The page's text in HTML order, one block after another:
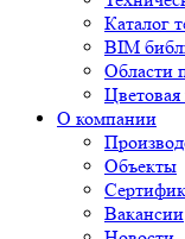
Каталог
BIM
Области
О компании
Объекты
Вакансии